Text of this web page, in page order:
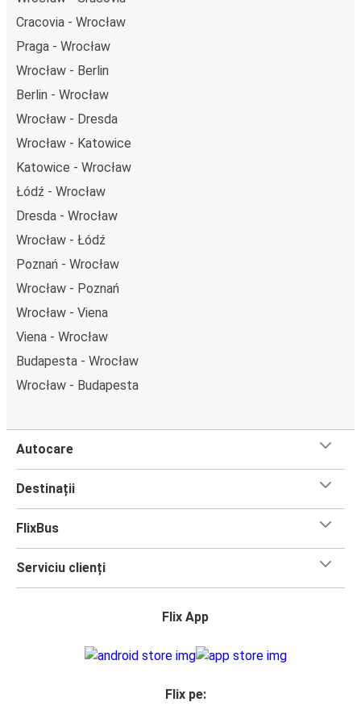
Cracovia - Wrocław
Praga - Wrocław
Wrocław - Berlin
Berlin - Wrocław
Wrocław - Dresda
Wrocław - Katowice
Katowice - Wrocław
Łódź - Wrocław
Dresda - Wrocław
Wrocław - Łódź
Poznań - Wrocław
Wrocław - Poznań
Wrocław - Viena
Viena - Wrocław
Budapesta - Wrocław
Wrocław - Budapesta
Autocare
Destinații
FlixBus
Serviciu clienți
Flix App
Flix pe: